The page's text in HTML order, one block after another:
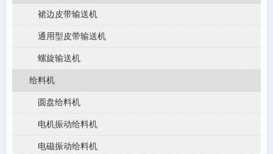
裙边皮带输送机
通用型皮带输送机
螺旋输送机
给料机
圆盘给料机
电机振动给料机
电磁振动给料机